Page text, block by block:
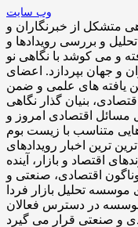
وب سایت
متشکل از خبرنگاران و
و بررسی رویدادها و
و می کوشد با نگاهی نو
و جهان بپردازد. اعضای
یافته های علمی و ضمن
بنیان گذار نگاهی
مسائل اقتصادی امروز و
متناسب با زیست بوم
ترین اخبار رویدادهای
اقتصاد و بازار، آینده
اقتصادی، صنعتی و
تحلیل بازار فردا
در دسترس فعالان